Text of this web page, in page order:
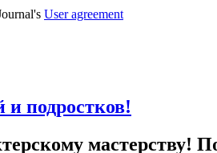
User agreement
и подростков!
мастерству!